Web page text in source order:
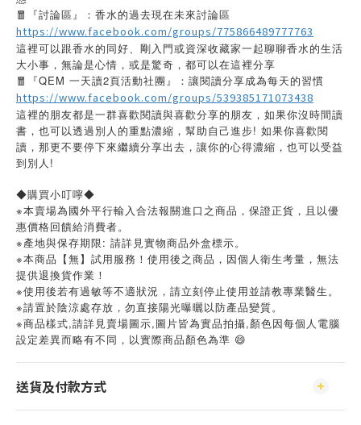
🧧『討論區』：香水的過去現在未來討論區
https://www.facebook.com/groups/775866489777763
這裡可以跟香水的同好、剛入門或資深收藏家一起聊聊香水的生活
大小事，無論是心情，或是驚奇，都可以在這裡分享
🧧『QEM 一天讀2頁活動社團』：讓閱讀分享成為每天的習慣
https://www.facebook.com/groups/539385171073438
這裡的朋友都是一群喜歡閱讀與喜歡分享的朋友，如果你沒時間讀
書，也可以透過別人的重點濃縮，幫助自己進步! 如果你喜歡閱
讀，那更不要停下來繼續分享出去，讓你的心得濃縮，也可以受益
到別人!
◆購買小叮嚀◆
※本賣場為國外平行輸入合法報關進口之商品，保證正貨，且以優
惠價格回饋給消費者。
※產地與保存期限: 請詳見實物商品外盒標示。
※本商品【無】試用服務！使用後之商品，因個人衛生考量，無法
提供退換貨作業！
※使用後若有過敏等不適狀況，請立刻停止使用並請教專業醫生。
※請置於陰涼處存放，勿直接陽光曝曬以防產品變質。
※商品樣式,請詳見賣場圖示, 圖片皆為實品拍攝, 顏色因每個人電腦
設定差異而略有不同，以實際商品顏色為準 😄
送貨及付款方式